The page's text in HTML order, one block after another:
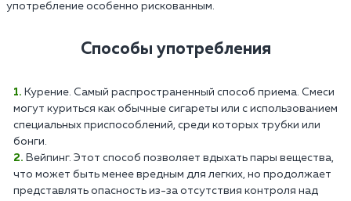
употребление особенно рискованным.
Способы употребления
Курение. Самый распространенный способ приема. Смеси
могут куриться как обычные сигареты или с использованием
специальных приспособлений, среди которых трубки или
бонги.
Вейпинг. Этот способ позволяет вдыхать пары вещества,
что может быть менее вредным для легких, но продолжает
представлять опасность из-за отсутствия контроля над